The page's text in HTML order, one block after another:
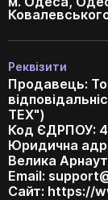
Реквізити
Продавець:
ТЕХ")
Код ЄДРПОУ:
Юридична
Велика
Email:
Сайт: https://